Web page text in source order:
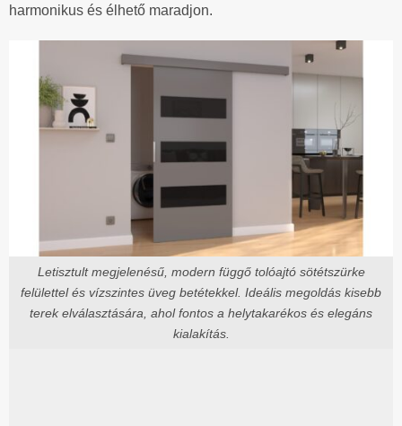
harmonikus és élhető maradjon.
Letisztult megjelenésű, modern függő tolóajtó sötétszürke
felülettel és vízszintes üveg betétekkel. Ideális megoldás kisebb
terek elválasztására, ahol fontos a helytakarékos és elegáns
kialakítás.